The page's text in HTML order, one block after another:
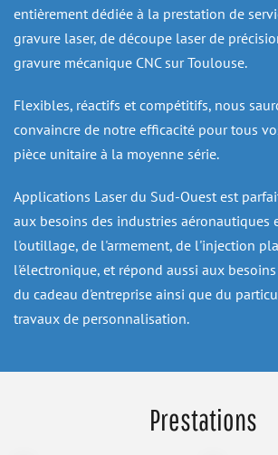
entièrement dédiée à la prestation de
gravure laser, de découpe laser de
gravure mécanique CNC sur Toulouse.
Flexibles, réactifs et compétitifs, nous
convaincre de notre efficacité pour tous
pièce unitaire à la moyenne série.
Applications Laser du Sud-Ouest est
aux besoins des industries aéronautiques
l'outillage, de l'armement, de l'injection
l'électronique, et répond aussi aux
du cadeau d'entreprise ainsi que du
travaux de personnalisation.
Prestations